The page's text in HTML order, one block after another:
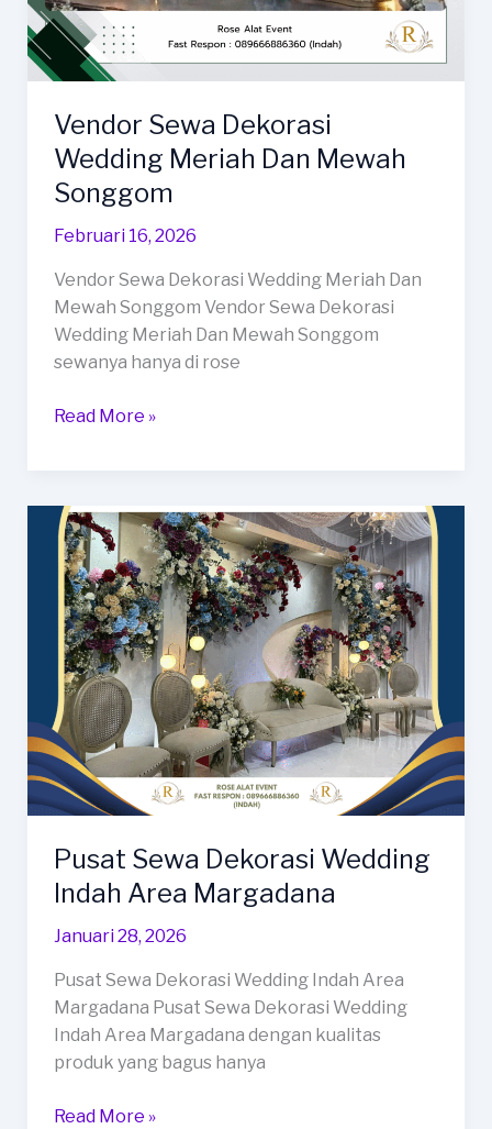
Vendor Sewa Dekorasi
Wedding Meriah Dan Mewah
Songgom
Februari 16, 2026
Vendor Sewa Dekorasi Wedding Meriah Dan
Mewah Songgom Vendor Sewa Dekorasi
Wedding Meriah Dan Mewah Songgom
sewanya hanya di rose
Vendor
Meriah
Dan
Mewah
Songgom
Read More »
Pusat Sewa Dekorasi Wedding
Indah Area Margadana
Januari 28, 2026
Pusat Sewa Dekorasi Wedding Indah Area
Margadana Pusat Sewa Dekorasi Wedding
Indah Area Margadana dengan kualitas
produk yang bagus hanya
Pusat
Read More »